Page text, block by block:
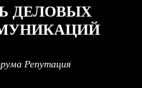
ДЕЛОВЫХ
Репутация